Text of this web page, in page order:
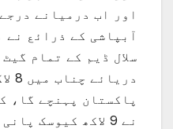
اور اب درمیانے درجے
آبپاشی کے ذرائع نے
سلال ڈیم کے تمام
پاکستان پہنچے گا،
نے 9 لاکھ کیوسک